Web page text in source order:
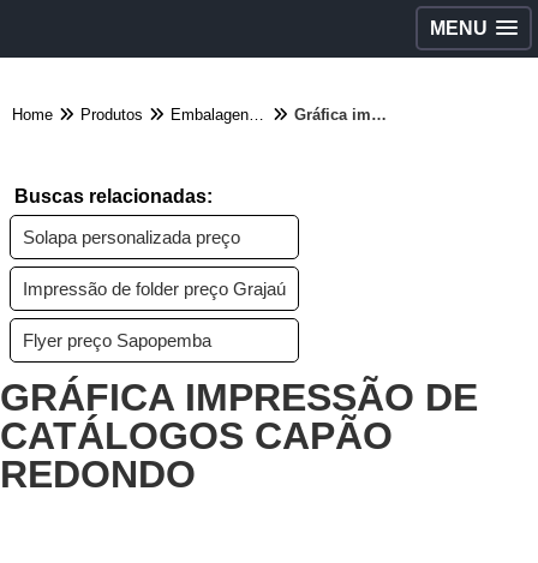
MENU
Home Produtos Embalagens diversas - Categoria Gráfica impressão de catálogos Capão Redondo
Buscas relacionadas:
Solapa personalizada preço
Impressão de folder preço Grajaú
Flyer preço Sapopemba
GRÁFICA IMPRESSÃO DE
CATÁLOGOS CAPÃO
REDONDO